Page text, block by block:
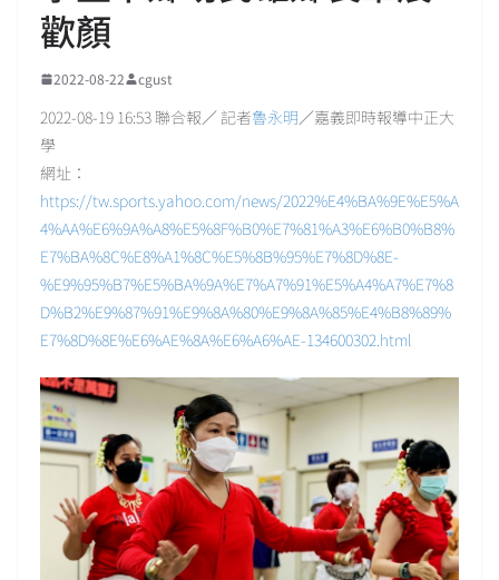
歡顏
2022-08-22 cgust
2022-08-19 16:53 聯合報／ 記者魯永明／嘉義即時報導中正大
學
網址：
https://tw.sports.yahoo.com/news/2022%E4%BA%9E%E5%A
4%AA%E6%9A%A8%E5%8F%B0%E7%81%A3%E6%B0%B8%
E7%BA%8C%E8%A1%8C%E5%8B%95%E7%8D%8E-
%E9%95%B7%E5%BA%9A%E7%A7%91%E5%A4%A7%E7%8
D%B2%E9%87%91%E9%8A%80%E9%8A%85%E4%B8%89%
E7%8D%8E%E6%AE%8A%E6%A6%AE-134600302.html